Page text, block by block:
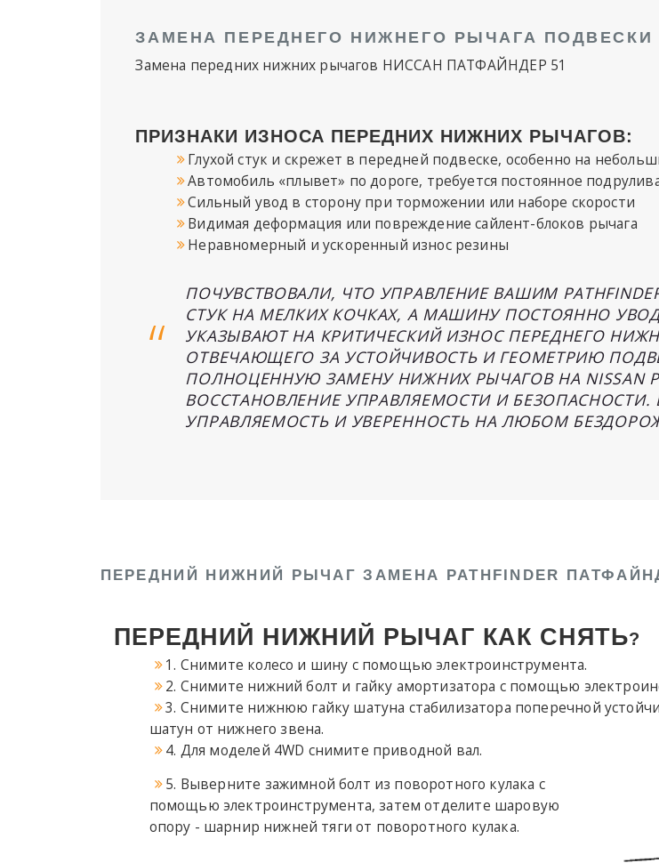
ЗАМЕНА ПЕРЕДНЕГО НИЖНЕГО РЫЧАГА ПОДВЕСКИ
Замена передних нижних рычагов НИССАН ПАТФАЙНДЕР 51
ПРИЗНАКИ ИЗНОСА ПЕРЕДНИХ НИЖНИХ РЫЧАГОВ:
Глухой стук и скрежет в передней подвеске, особенно на
Автомобиль «плывет» по дороге, требуется постоянное
Сильный увод в сторону при торможении или наборе скорости
Видимая деформация или повреждение сайлент-блоков рычага
Неравномерный и ускоренный износ резины
ПОЧУВСТВОВАЛИ, ЧТО УПРАВЛЕНИЕ ВАШИМ
СТУК НА МЕЛКИХ КОЧКАХ, А МАШИНУ ПОСТОЯННО
УКАЗЫВАЮТ НА КРИТИЧЕСКИЙ ИЗНОС ПЕРЕДНЕГО
ОТВЕЧАЮЩЕГО ЗА УСТОЙЧИВОСТЬ И ГЕОМЕТРИЮ
ПОЛНОЦЕННУЮ ЗАМЕНУ НИЖНИХ РЫЧАГОВ НА NISSAN
ВОССТАНОВЛЕНИЕ УПРАВЛЯЕМОСТИ И БЕЗОПАСНОСТИ.
УПРАВЛЯЕМОСТЬ И УВЕРЕННОСТЬ НА ЛЮБОМ
ПЕРЕДНИЙ НИЖНИЙ РЫЧАГ ЗАМЕНА PATHFINDER
ПЕРЕДНИЙ НИЖНИЙ РЫЧАГ КАК СНЯТЬ?
1. Снимите колесо и шину с помощью электроинструмента.
2. Снимите нижний болт и гайку амортизатора с помощью
3. Снимите нижнюю гайку шатуна стабилизатора поперечной
шатун от нижнего звена.
4. Для моделей 4WD снимите приводной вал.
5. Выверните зажимной болт из поворотного кулака с
помощью электроинструмента, затем отделите шаровую
опору - шарнир нижней тяги от поворотного кулака.